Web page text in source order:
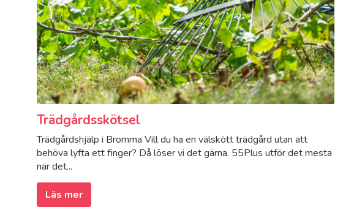
Trädgårdsskötsel
Trädgårdshjälp i Bromma Vill du ha en välskött trädgård utan att
behöva lyfta ett finger? Då löser vi det gärna. 55Plus utför det mesta
när det...
Läs mer